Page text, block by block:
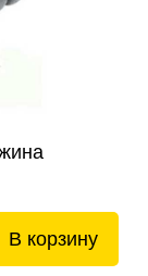
В корзину